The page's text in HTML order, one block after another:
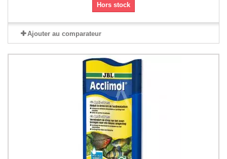
Hors stock
Ajouter au comparateur